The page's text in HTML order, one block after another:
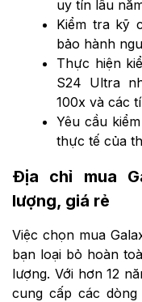
uy tín lâu
Kiểm tra kỹ
bảo hành
Thực hiện
S24 Ultra
100x và các
Yêu cầu
thực tế của
Địa chỉ mua
lượng, giá rẻ
Việc chọn mua
bạn loại bỏ hoàn
lượng. Với hơn 12
cung cấp các